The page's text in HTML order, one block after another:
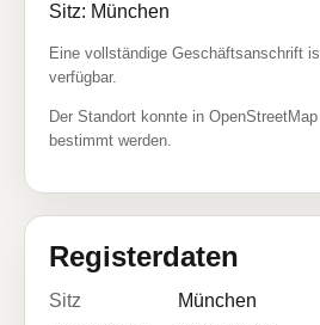
Sitz: München
Eine vollständige Geschäftsanschrift
verfügbar.
Der Standort konnte in
bestimmt werden.
Registerdaten
Sitz
München